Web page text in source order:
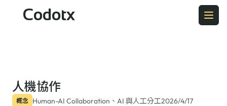
Codotx
人機協作
概念 Human-AI Collaboration、AI 與人工分工2026/4/17